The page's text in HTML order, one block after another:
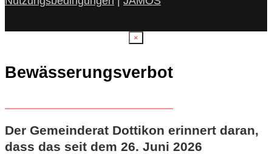
×
Bewässerungsverbot
Der Gemeinderat Dottikon erinnert daran,
dass das seit dem 26. Juni 2026